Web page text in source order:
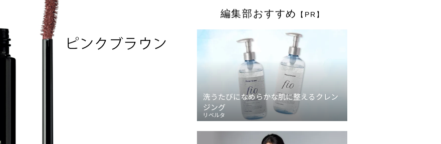
編集部おすすめ 【PR】
洗うたびになめらかな肌に整えるクレン
ジング
リベルタ